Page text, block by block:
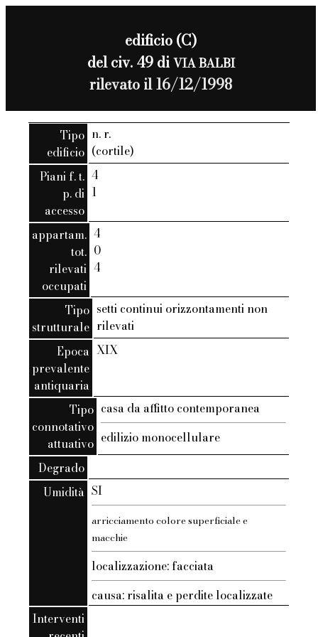
edificio (C)
del civ. 49 diVIA BALBI
rilevato il 16/12/1998
Tipo
edificio
n. r.
(cortile)
Piani f. t.
p. di
accesso
4
1
appartam.
tot.
rilevati
occupati
4
0
4
Tipo
strutturale
setti continui orizzontamenti non
rilevati
Epoca
prevalente
antiquaria
XIX
Tipo
connotativo
attuativo
casa da affitto contemporanea
edilizio monocellulare
Degrado
Umidità SI
arricciamento colore superficiale e
macchie
localizzazione: facciata
causa: risalita e perdite localizzate
Interventi